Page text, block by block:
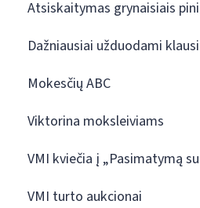
Atsiskaitymas grynaisiais
Dažniausiai užduodami
Mokesčių ABC
Viktorina moksleiviams
VMI kviečia į „Pasimatymą
VMI turto aukcionai